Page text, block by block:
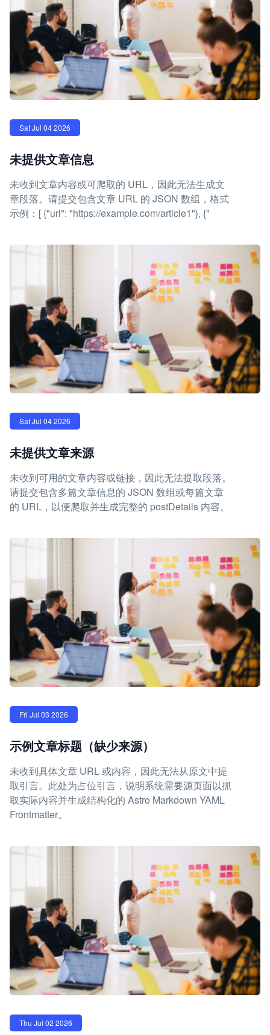
Sat Jul 04 2026
未提供文章信息
未收到文章内容或可爬取的 URL，因此无法生成文
章段落。请提交包含文章 URL 的 JSON 数组，格式
示例：[ {"url": "https://example.com/article1"}, {"
Sat Jul 04 2026
未提供文章来源
未收到可用的文章内容或链接，因此无法提取段落。
请提交包含多篇文章信息的 JSON 数组或每篇文章
的 URL，以便爬取并生成完整的 postDetails 内容。
Fri Jul 03 2026
示例文章标题（缺少来源）
未收到具体文章 URL 或内容，因此无法从原文中提
取引言。此处为占位引言，说明系统需要源页面以抓
取实际内容并生成结构化的 Astro Markdown YAML
Frontmatter。
Thu Jul 02 2026